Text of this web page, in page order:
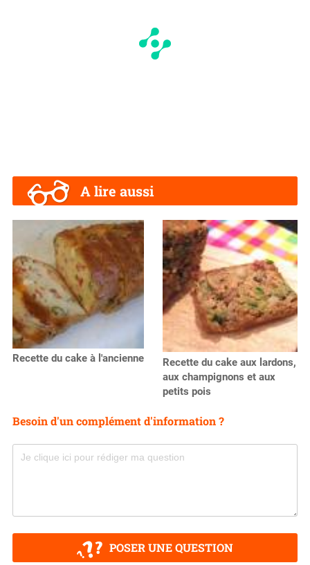
A lire aussi
Recette du cake à l'ancienne
Recette du cake aux lardons,
aux champignons et aux
petits pois
Besoin d'un complément d'information ?
POSER UNE QUESTION